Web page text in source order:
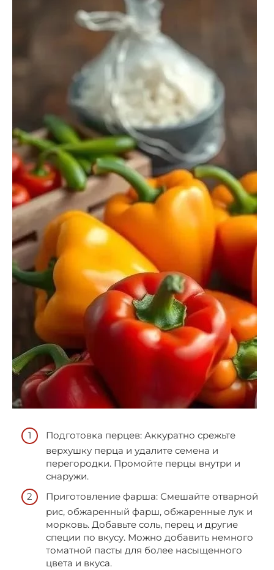
Подготовка перцев: Аккуратно срежьте
верхушку перца и удалите семена и
перегородки. Промойте перцы внутри и
снаружи.
Приготовление фарша: Смешайте отварной
рис, обжаренный фарш, обжаренные лук и
морковь. Добавьте соль, перец и другие
специи по вкусу. Можно добавить немного
томатной пасты для более насыщенного
цвета и вкуса.